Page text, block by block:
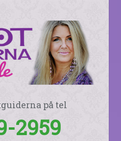
på tel
2959